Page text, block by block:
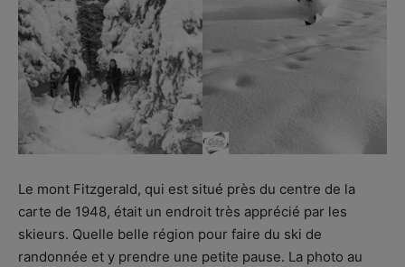
Le mont Fitzgerald, qui est situé près du centre de la
carte de 1948, était un endroit très apprécié par les
skieurs. Quelle belle région pour faire du ski de
randonnée et y prendre une petite pause. La photo au